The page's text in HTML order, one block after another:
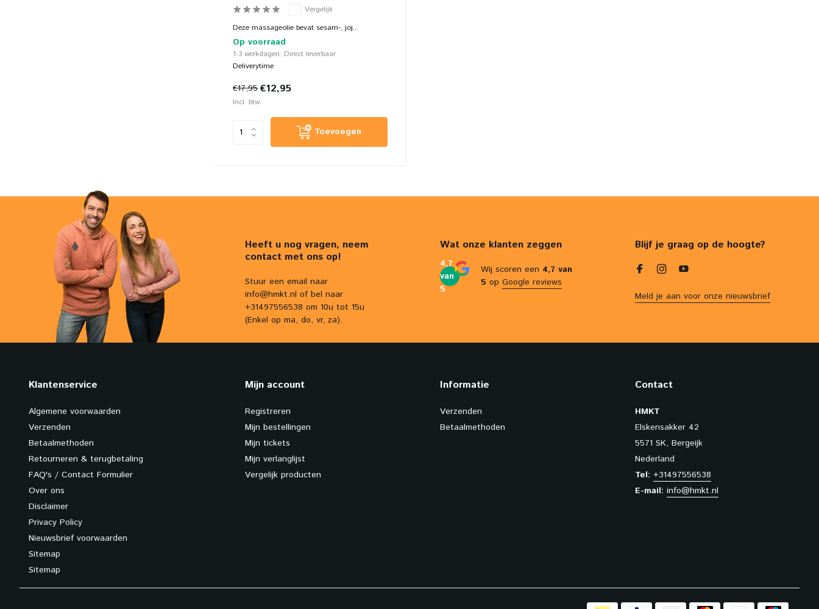
Vergelijk
Deze massageolie bevat sesam-, joj...
Op voorraad
1-3 werkdagen: Direct leverbaar
Deliverytime
€17,95 €12,95
Incl. btw
Toevoegen
Heeft u nog vragen, neem
contact met ons op!
Stuur een email naar
info@hmkt.nl of bel naar
+31497556538 om 10u tot 15u
(Enkel op ma, do, vr, za).
Wat onze klanten zeggen
4,7
van
5
Wij scoren een 4,7 van
5 op Google reviews
Blijf je graag op de hoogte?
Meld je aan voor onze nieuwsbrief
Klantenservice
Algemene voorwaarden
Verzenden
Betaalmethoden
Retourneren & terugbetaling
FAQ's / Contact Formulier
Over ons
Disclaimer
Privacy Policy
Nieuwsbrief voorwaarden
Sitemap
Sitemap
Mijn account
Registreren
Mijn bestellingen
Mijn tickets
Mijn verlanglijst
Vergelijk producten
Informatie
Verzenden
Betaalmethoden
Contact
HMKT
Elskensakker 42
5571 SK, Bergeijk
Nederland
Tel: +31497556538
E-mail: info@hmkt.nl